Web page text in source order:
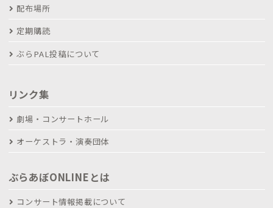
配布場所
定期購読
ぶらPAL投稿について
リンク集
劇場・コンサートホール
オーケストラ・演奏団体
ぶらあぼONLINEとは
コンサート情報掲載について